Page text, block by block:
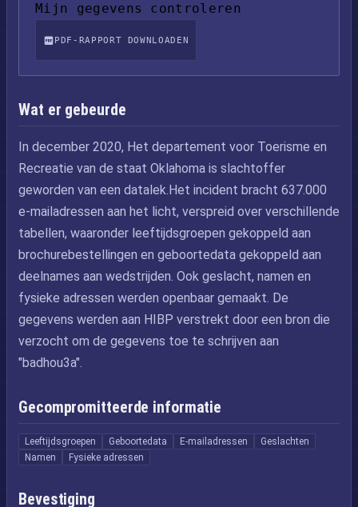
Mijn gegevens controleren
PDF-RAPPORT DOWNLOADEN
Wat er gebeurde
In december 2020, Het departement voor Toerisme en
Recreatie van de staat Oklahoma is slachtoffer
geworden van een datalek.Het incident bracht 637.000
e-mailadressen aan het licht, verspreid over verschillende
tabellen, waaronder leeftijdsgroepen gekoppeld aan
brochurebestellingen en geboortedata gekoppeld aan
deelnames aan wedstrijden. Ook geslacht, namen en
fysieke adressen werden openbaar gemaakt. De
gegevens werden aan HIBP verstrekt door een bron die
verzocht om de gegevens toe te schrijven aan
"badhou3a".
Gecompromitteerde informatie
Leeftijdsgroepen Geboortedata E-mailadressen
Geslachten
Namen
Fysieke adressen
Bevestiging